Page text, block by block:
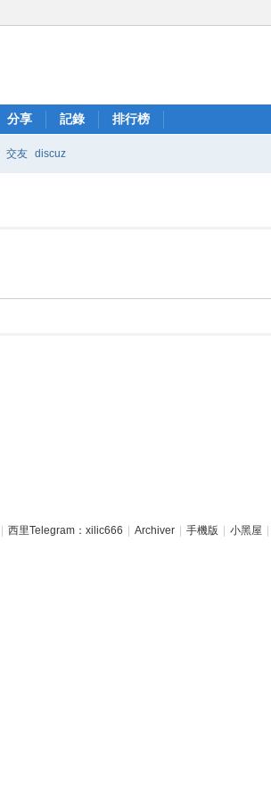
分享 記錄 排行榜
交友 discuz
西里Telegram：xilic666 Archiver 手機版 小黑屋